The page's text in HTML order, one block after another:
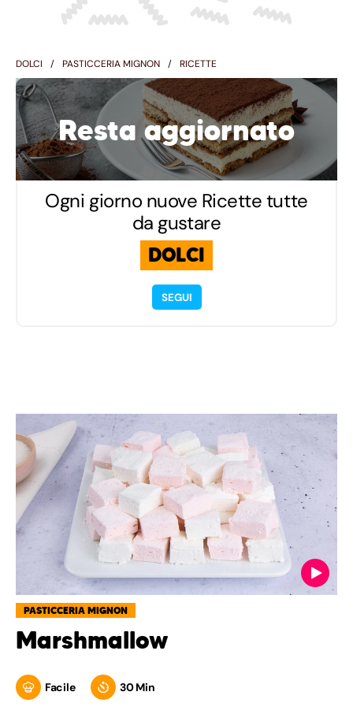
DOLCI PASTICCERIA MIGNON RICETTE
Resta aggiornato
Ogni giorno nuove Ricette tutte
da gustare
DOLCI
SEGUI
PASTICCERIA MIGNON
Marshmallow
Facile 30 Min